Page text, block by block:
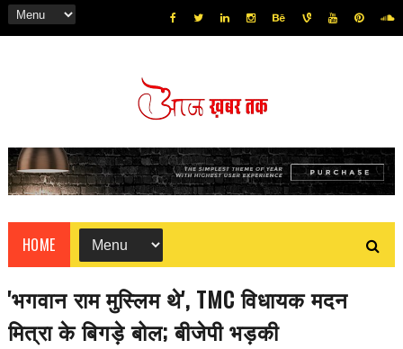
HOME
'भगवान राम मुस्लिम थे', TMC विधायक मदन
मित्रा के बिगड़े बोल; बीजेपी भड़की